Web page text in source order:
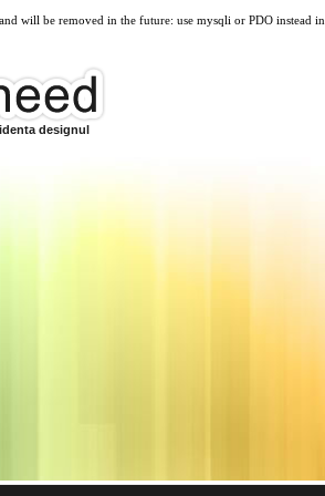
will be removed in the future: use mysqli or PDO instead in
designul